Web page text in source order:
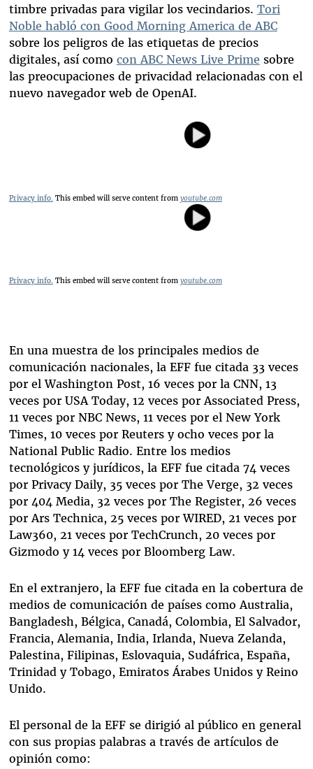
timbre privadas para vigilar los vecindarios. Tori
Noble habló con Good Morning America de ABC
sobre los peligros de las etiquetas de precios
digitales, así como con ABC News Live Prime sobre
las preocupaciones de privacidad relacionadas con el
nuevo navegador web de OpenAI.
Privacy info. This embed will serve content from youtube.com
Privacy info. This embed will serve content from youtube.com
En una muestra de los principales medios de
comunicación nacionales, la EFF fue citada 33 veces
por el Washington Post, 16 veces por la CNN, 13
veces por USA Today, 12 veces por Associated Press,
11 veces por NBC News, 11 veces por el New York
Times, 10 veces por Reuters y ocho veces por la
National Public Radio. Entre los medios
tecnológicos y jurídicos, la EFF fue citada 74 veces
por Privacy Daily, 35 veces por The Verge, 32 veces
por 404 Media, 32 veces por The Register, 26 veces
por Ars Technica, 25 veces por WIRED, 21 veces por
Law360, 21 veces por TechCrunch, 20 veces por
Gizmodo y 14 veces por Bloomberg Law.
En el extranjero, la EFF fue citada en la cobertura de
medios de comunicación de países como Australia,
Bangladesh, Bélgica, Canadá, Colombia, El Salvador,
Francia, Alemania, India, Irlanda, Nueva Zelanda,
Palestina, Filipinas, Eslovaquia, Sudáfrica, España,
Trinidad y Tobago, Emiratos Árabes Unidos y Reino
Unido.
El personal de la EFF se dirigió al público en general
con sus propias palabras a través de artículos de
opinión como: